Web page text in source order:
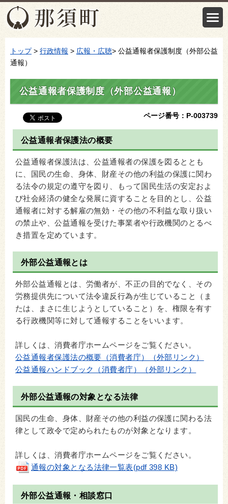
トップ> 行政情報 > 広報・広聴> 公益通報者保護制度（外部公益
通報）
公益通報者保護制度（外部公益通報）
ページ番号：P-003739
公益通報者保護法の概要
公益通報者保護法は、公益通報者の保護を図るととも
に、国民の生命、身体、財産その他の利益の保護に関わ
る法令の規定の遵守を図り、もって国民生活の安定およ
び社会経済の健全な発展に資することを目的とし、公益
通報者に対する解雇の無効・その他の不利益な取り扱い
の禁止や、公益通報を受けた事業者や行政機関のとるべ
き措置を定めています。
外部公益通報とは
外部公益通報とは、労働者が、不正の目的でなく、その
労務提供先について法令違反行為が生じていること（ま
たは、まさに生じようとしていること）を、権限を有す
る行政機関等に対して通報することをいいます。
詳しくは、消費者庁ホームページをご覧ください。
公益通報者保護法の概要（消費者庁）（外部リンク）
公益通報ハンドブック（消費者庁）（外部リンク）
外部公益通報の対象となる法律
国民の生命、身体、財産その他の利益の保護に関わる法
律として政令で定められたものが対象となります。
詳しくは、消費者庁ホームページをご覧ください。
通報の対象となる法律一覧表(pdf 398 KB)
外部公益通報・相談窓口